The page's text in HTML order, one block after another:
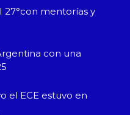
27°con mentorías y
con una
el ECE estuvo en